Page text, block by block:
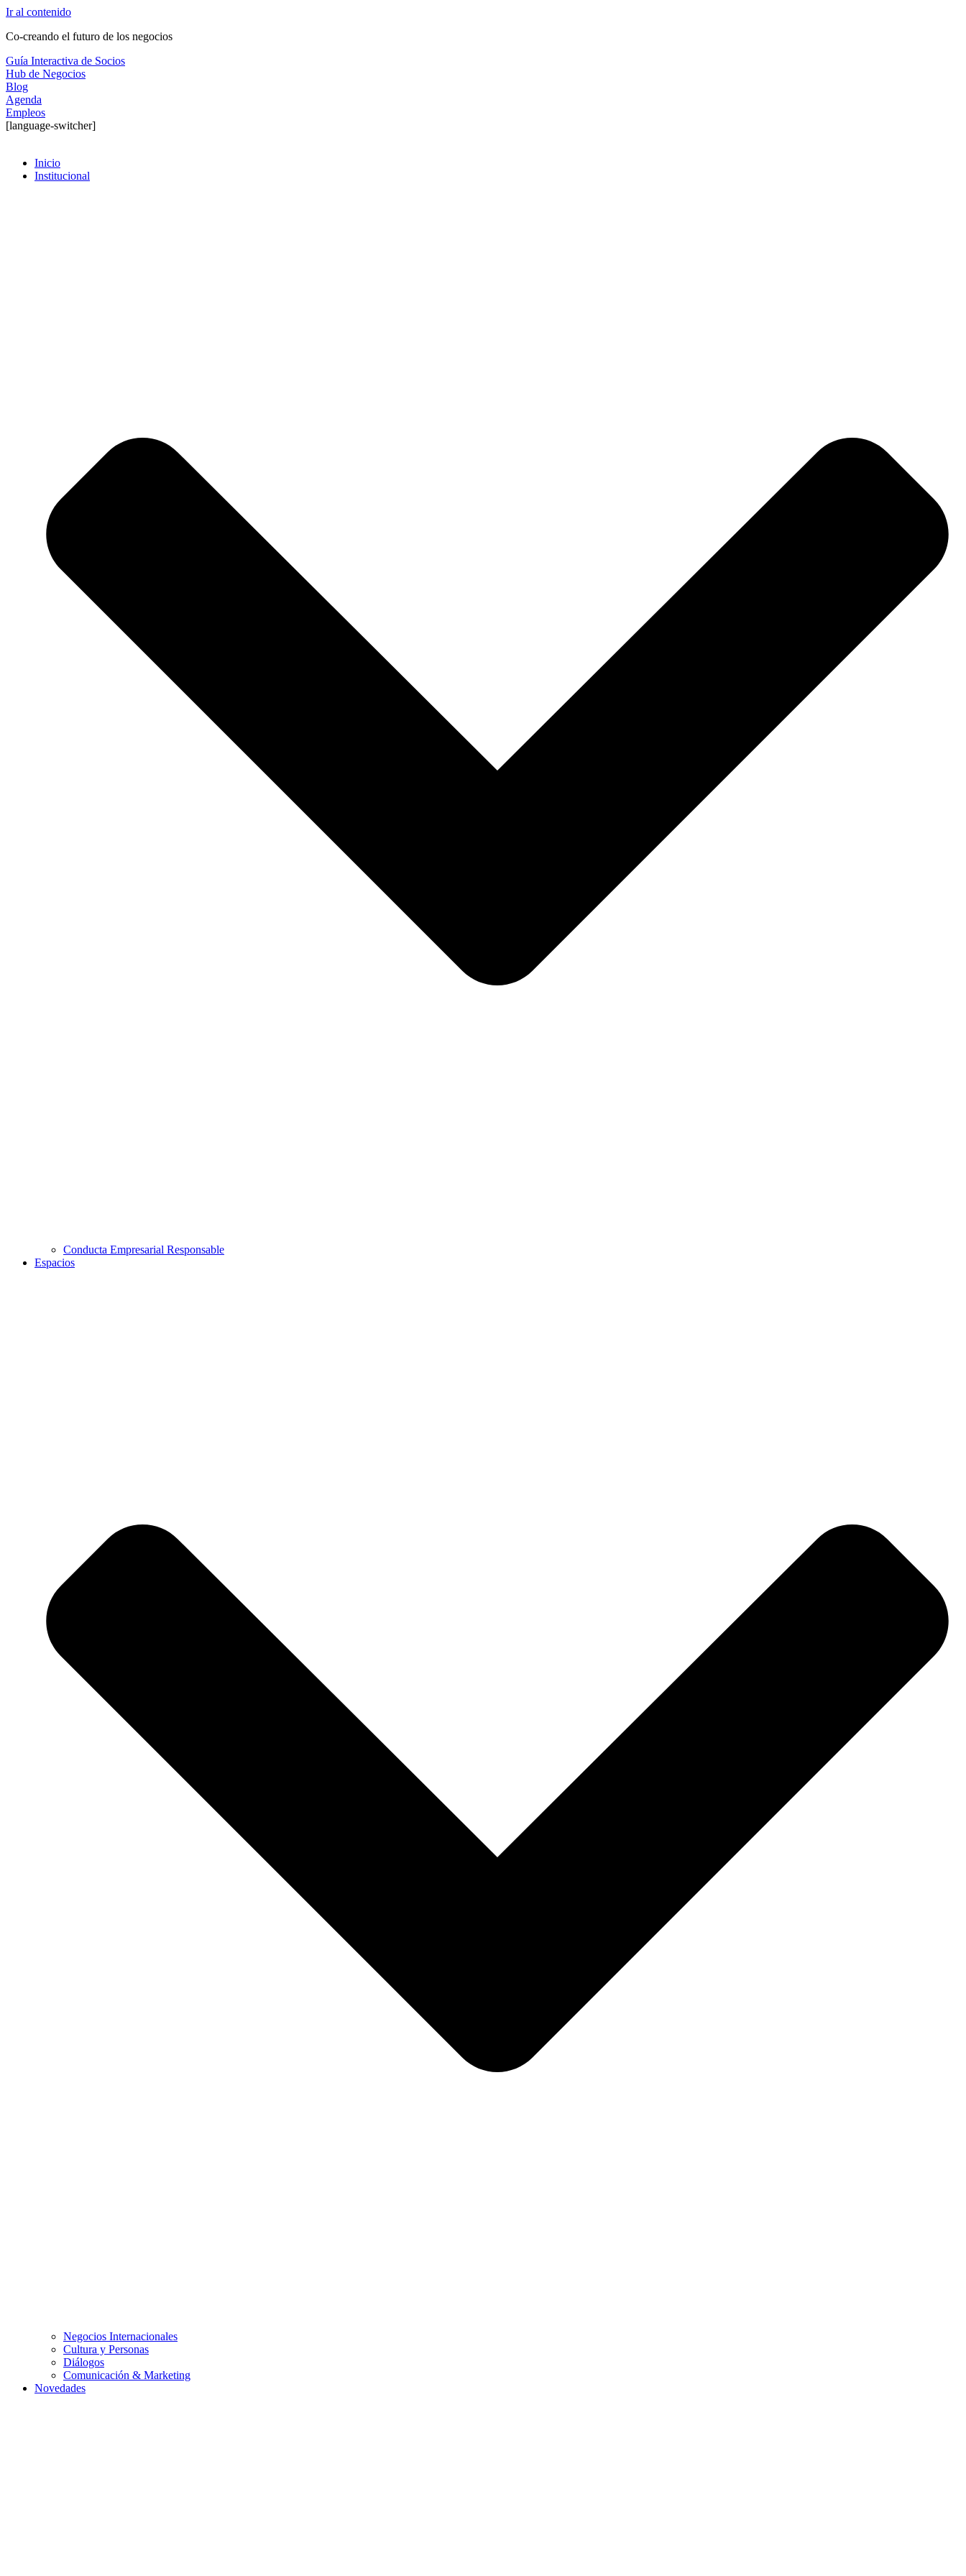
Ir al contenido
Co-creando el futuro de los negocios
Guía Interactiva de Socios
Hub de Negocios
Blog
Agenda
Empleos
[language-switcher]
Inicio
Institucional
Conducta Empresarial Responsable
Espacios
Negocios Internacionales
Cultura y Personas
Diálogos
Comunicación & Marketing
Novedades